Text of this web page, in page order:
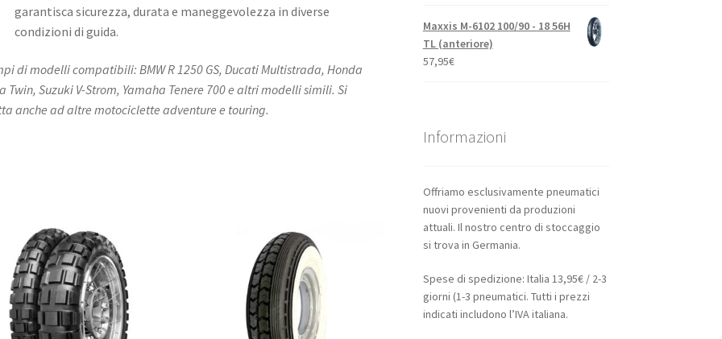
garantisca sicurezza, durata e maneggevolezza in diverse
condizioni di guida.
di modelli compatibili: BMW R 1250 GS, Ducati Multistrada, Honda
Twin, Suzuki V-Strom, Yamaha Tenere 700 e altri modelli simili. Si
anche ad altre motociclette adventure e touring.
Maxxis M-6102 100/90 - 18 56H
TL (anteriore)
57,95€
Informazioni
Offriamo esclusivamente pneumatici
nuovi provenienti da produzioni
attuali. Il nostro centro di stoccaggio
si trova in Germania.
Spese di spedizione: Italia 13,95€ / 2-3
giorni (1-3 pneumatici. Tutti i prezzi
indicati includono l’IVA italiana.